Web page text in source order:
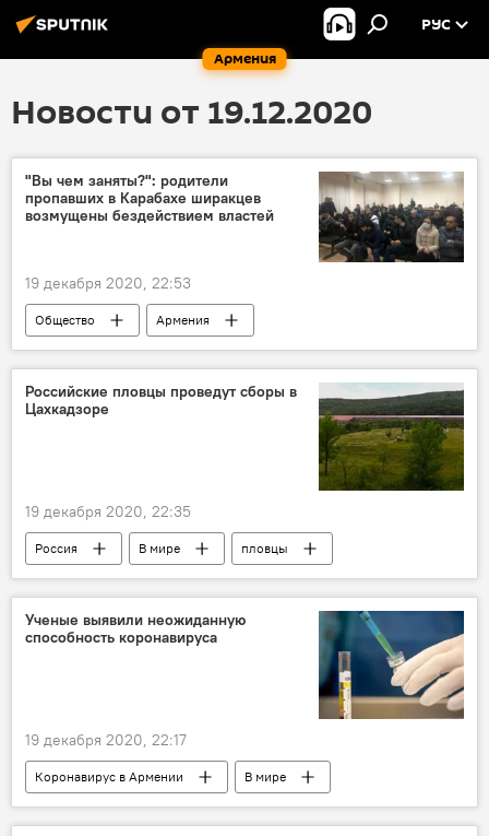
Армения
РУС
Новости от 19.12.2020
"Вы чем заняты?": родители
пропавших в Карабахе ширакцев
возмущены бездействием властей
19 декабря 2020, 22:53
Общество
Армения
Нагорный Карабах
родители
Минобороны
Новости Армения
Вопрос пленных, заложников, без вести пропавших и погибших в Карабахе
Российские пловцы проведут сборы в
Цахкадзоре
19 декабря 2020, 22:35
Россия В мире
пловцы
Цахкадзор
сборы тренер
Ученые выявили неожиданную
способность коронавируса
19 декабря 2020, 22:17
Коронавирус в Армении
В мире
коронавирус
ученые